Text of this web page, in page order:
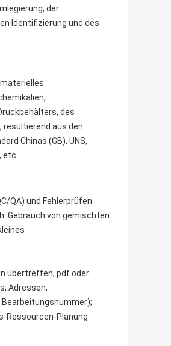
der
Identifizierung und des
des
aus den
Chinas (GB), UNS,
etc.
QA) und Fehlerprüfen
Gebrauch von gemischten
übertreffen, pdf oder
Adressen,
Ressourcen-Planung